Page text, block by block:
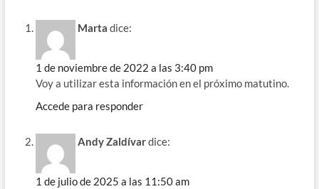
Marta dice:
1 de noviembre de 2022 a las 3:40 pm
Voy a utilizar esta información en el próximo matutino.
Accede para responder
Andy Zaldívardice:
1 de julio de 2025 a las 11:50 am